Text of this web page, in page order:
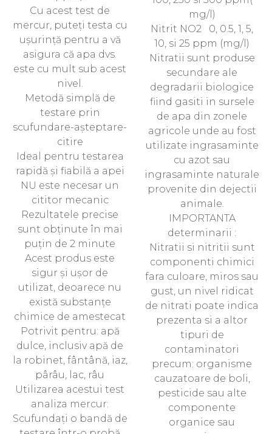
Cu acest test de
mercur, puteți testa cu
ușurință pentru a vă
asigura că apa dvs.
este cu mult sub acest
nivel.
Metodă simplă de
testare prin
scufundare-așteptare-
citire
Ideal pentru testarea
rapidă și fiabilă a apei
NU este necesar un
cititor mecanic
Rezultatele precise
sunt obținute în mai
puțin de 2 minute
Acest produs este
sigur și ușor de
utilizat, deoarece nu
există substanțe
chimice de amestecat
Potrivit pentru: apă
dulce, inclusiv apă de
la robinet, fântână, iaz,
pârâu, lac, râu
Utilizarea acestui test
analiza mercur:
Scufundați o bandă de
mg/l)
Nitrit NO2 0, 0.5, 1, 5,
10, si 25 ppm (mg/l)
Nitratii sunt produse
secundare ale
degradarii biologice
fiind gasiti in sursele
de apa din zonele
agricole unde au fost
utilizate ingrasaminte
cu azot sau
ingrasaminte naturale
provenite din dejectii
animale.
IMPORTANTA
determinarii :
Nitratii si nitritii sunt
componenti chimici
fara culoare, miros sau
gust, un nivel ridicat
de nitrati poate indica
prezenta si a altor
tipuri de
contaminatori
precum: organisme
cauzatoare de boli,
pesticide sau alte
componente
organice sau